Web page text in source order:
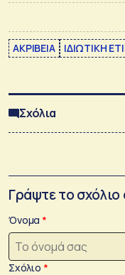
ΑΚΡΙΒΕΙΑ ΙΔΙΩΤΙΚΗ
Σχόλια
Γράψτε το σχόλιο
Όνομα
Σχόλιο